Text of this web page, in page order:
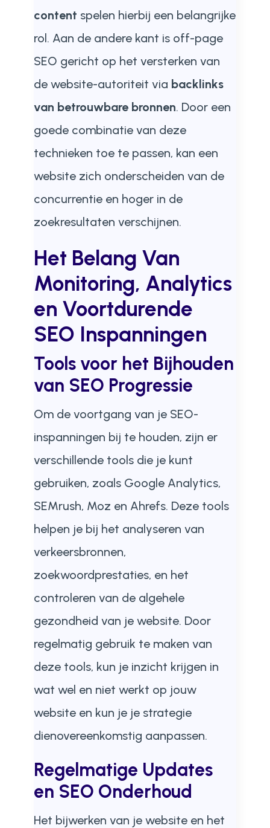
content spelen hierbij een belangrijke
rol. Aan de andere kant is off-page
SEO gericht op het versterken van
de website-autoriteit via backlinks
van betrouwbare bronnen. Door een
goede combinatie van deze
technieken toe te passen, kan een
website zich onderscheiden van de
concurrentie en hoger in de
zoekresultaten verschijnen.
Het Belang Van
Monitoring, Analytics
en Voortdurende
SEO Inspanningen
Tools voor het Bijhouden
van SEO Progressie
Om de voortgang van je SEO-
inspanningen bij te houden, zijn er
verschillende tools die je kunt
gebruiken, zoals Google Analytics,
SEMrush, Moz en Ahrefs. Deze tools
helpen je bij het analyseren van
verkeersbronnen,
zoekwoordprestaties, en het
controleren van de algehele
gezondheid van je website. Door
regelmatig gebruik te maken van
deze tools, kun je inzicht krijgen in
wat wel en niet werkt op jouw
website en kun je je strategie
dienovereenkomstig aanpassen.
Regelmatige Updates
en SEO Onderhoud
Het bijwerken van je website en het